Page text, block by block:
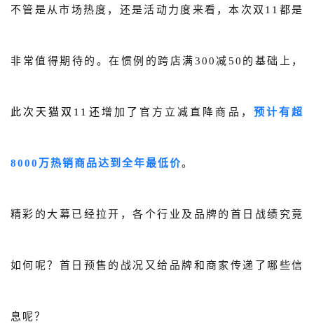
不管是从市场热度，还是活动力度来看，本次双11都是
非常值得期待的 。 在惯例的跨店满300减50的基础上，
此次天猫双11还 增加了官方立减直降商品， 预计有超
8000万热销商品达到全年最低价。
精彩的大幕已经拉开，各个行业及品牌的首日战绩究竟
如何呢？首日预售的战况又给品牌和商家传递了哪些信
息呢？